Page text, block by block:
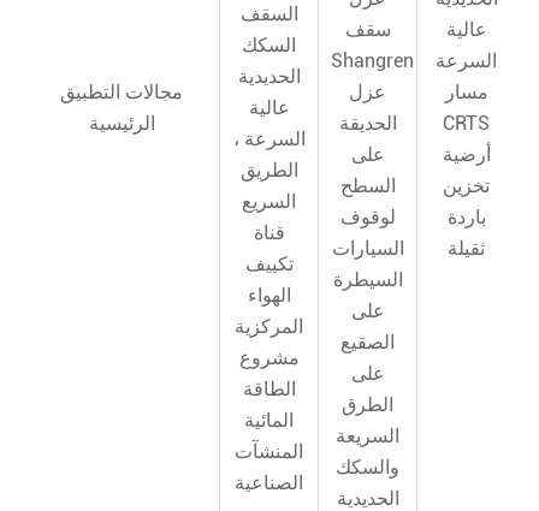
مجالات التطبيق
الرئيسية
السقف
السكك
الحديدية
عالية
السرعة ،
الطريق
السريع
قناة
تكييف
الهواء
المركزية
مشروع
الطاقة
المائية
المنشآت
الصناعية
سقف
Shangren
عزل
الحديقة
على
السطح
لوقوف
السيارات
السيطرة
على
الصقيع
على
الطرق
السريعة
والسكك
الحديدية
عالية
السرعة
مسار
CRTS
أرضية
تخزين
باردة
ثقيلة